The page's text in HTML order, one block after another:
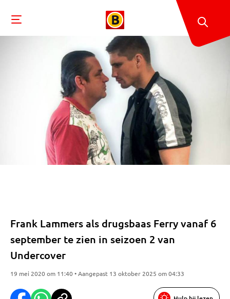
Frank Lammers als drugsbaas Ferry vanaf 6
september te zien in seizoen 2 van
Undercover
19 mei 2020 om 11:40 • Aangepast 13 oktober 2025 om 04:33